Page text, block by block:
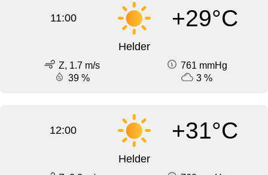
11:00 +29°C
Helder
Z, 1.7 m/s
761 mmHg
39 %
3 %
12:00 +31°C
Helder